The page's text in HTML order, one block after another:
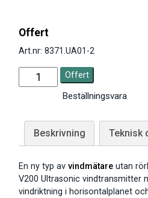
Offert
Art.nr: 8371.UA01-2
Offert
Beställningsvara
Beskrivning Teknisk
En ny typ av vindmätare utan
V200 Ultrasonic vindtransmitter
vindriktning i horisontalplanet